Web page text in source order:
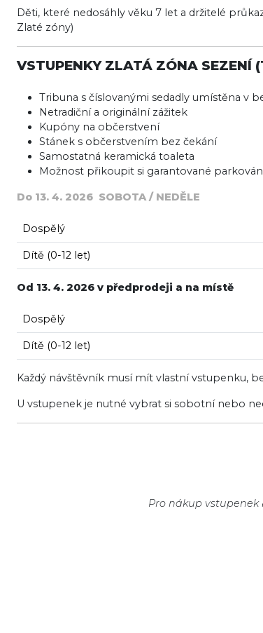
Děti, které nedosáhly věku 7 let a držitelé
Zlaté zóny)
VSTUPENKY ZLATÁ ZÓNA SEZENÍ
Tribuna s číslovanými sedadly umístěna v
Netradiční a originální zážitek
Kupóny na občerstvení
Stánek s občerstvením bez čekání
Samostatná keramická toaleta
Možnost přikoupit si garantované
Do 13. 4. 2026 SOBOTA / NEDĚLE
Dospělý
Dítě (0-12 let)
Od 13. 4. 2026 v předprodeji a na místě
Dospělý
Dítě (0-12 let)
Každý návštěvník musí mít vlastní vstupenku,
U vstupenek je nutné vybrat si sobotní nebo
Pro nákup